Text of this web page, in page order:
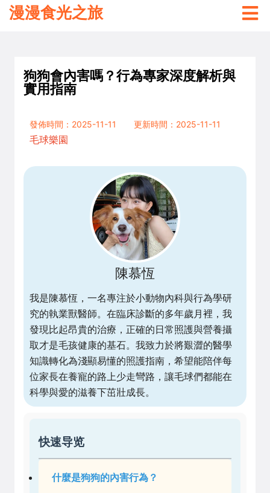
漫漫食光之旅
狗狗會內害嗎？行為專家深度解析與
實用指南
發佈時間：2025-11-11
更新時間：2025-11-11
毛球樂園
陳慕恆
我是陳慕恆，一名專注於小動物內科與行為學研
究的執業獸醫師。在臨床診斷的多年歲月裡，我
發現比起昂貴的治療，正確的日常照護與營養攝
取才是毛孩健康的基石。我致力於將艱澀的醫學
知識轉化為淺顯易懂的照護指南，希望能陪伴每
位家長在養寵的路上少走彎路，讓毛球們都能在
科學與愛的滋養下茁壯成長。
快速导览
什麼是狗狗的內害行為？